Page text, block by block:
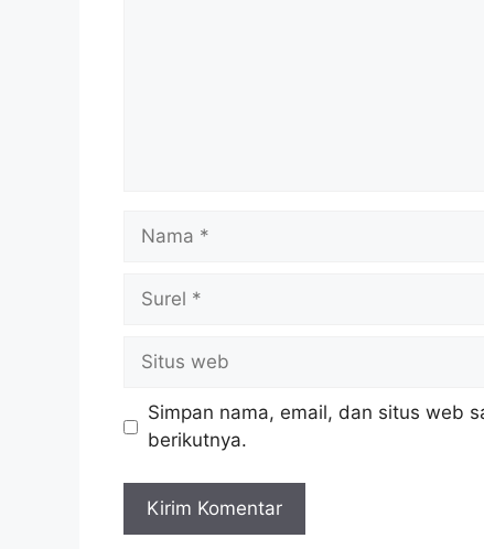
Nama
Surel
Situs
web
Simpan nama, email, dan situs web
berikutnya.